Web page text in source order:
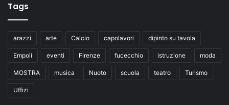
Tags
arazzi arte Calcio capolavori dipinto su tavola
Empoli eventi Firenze fucecchio istruzione moda
MOSTRA musica Nuoto scuola teatro Turismo
Uffizi